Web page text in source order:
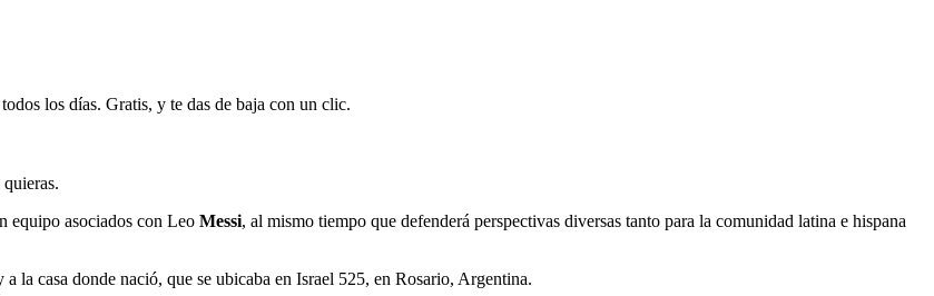
los días. Gratis, y te das de baja con un clic.
equipo asociados con Leo Messi, al mismo tiempo que defenderá perspectivas diversas tanto para la comunidad latina e hispana
la casa donde nació, que se ubicaba en Israel 525, en Rosario, Argentina.